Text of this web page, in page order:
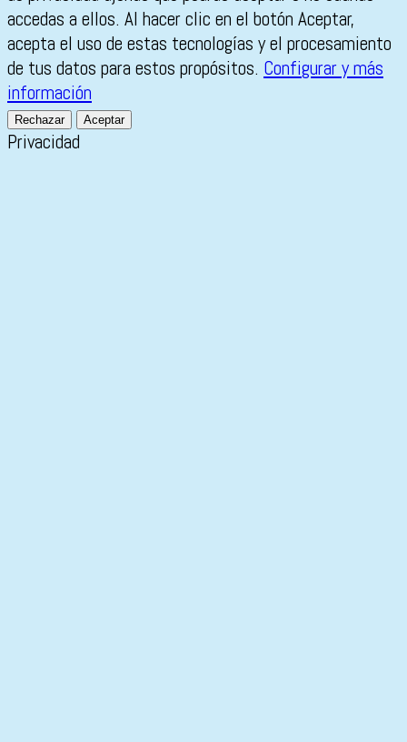
accedas a ellos. Al hacer clic en el botón Aceptar,
acepta el uso de estas tecnologías y el procesamiento
de tus datos para estos propósitos. Configurar y más
información
Rechazar Aceptar
Privacidad